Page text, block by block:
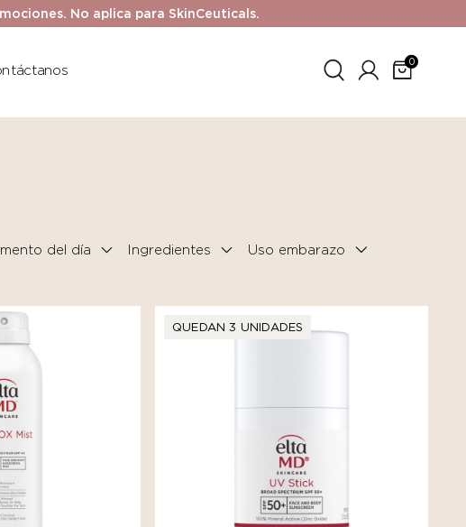
No aplica para SkinCeuticals.
0
del día Ingredientes
QUEDAN 3 UNIDADES